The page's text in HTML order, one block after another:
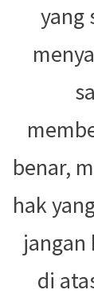
yang
benar,
hak
jangan
di